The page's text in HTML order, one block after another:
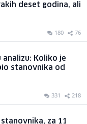
deset godina, ali
180 76
Koliko je
stanovnika od
331 218
za 11